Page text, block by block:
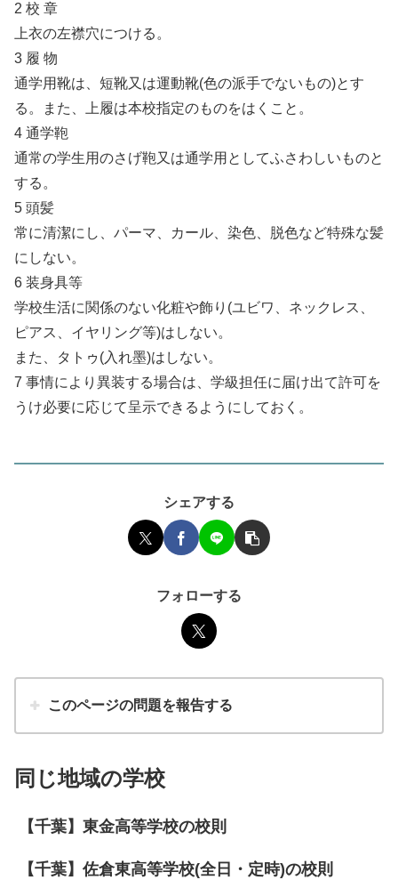
2 校 章
上衣の左襟穴につける。
3 履 物
通学用靴は、短靴又は運動靴(色の派手でないもの)とす
る。また、上履は本校指定のものをはくこと。
4 通学鞄
通常の学生用のさげ鞄又は通学用としてふさわしいものと
する。
5 頭髪
常に清潔にし、パーマ、カール、染色、脱色など特殊な髪
にしない。
6 装身具等
学校生活に関係のない化粧や飾り(ユビワ、ネックレス、
ピアス、イヤリング等)はしない。
また、タトゥ(入れ墨)はしない。
7 事情により異装する場合は、学級担任に届け出て許可を
うけ必要に応じて呈示できるようにしておく。
シェアする
フォローする
このページの問題を報告する
同じ地域の学校
【千葉】東金高等学校の校則
【千葉】佐倉東高等学校(全日・定時)の校則